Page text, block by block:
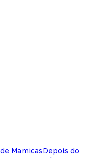
MamicasDepois do